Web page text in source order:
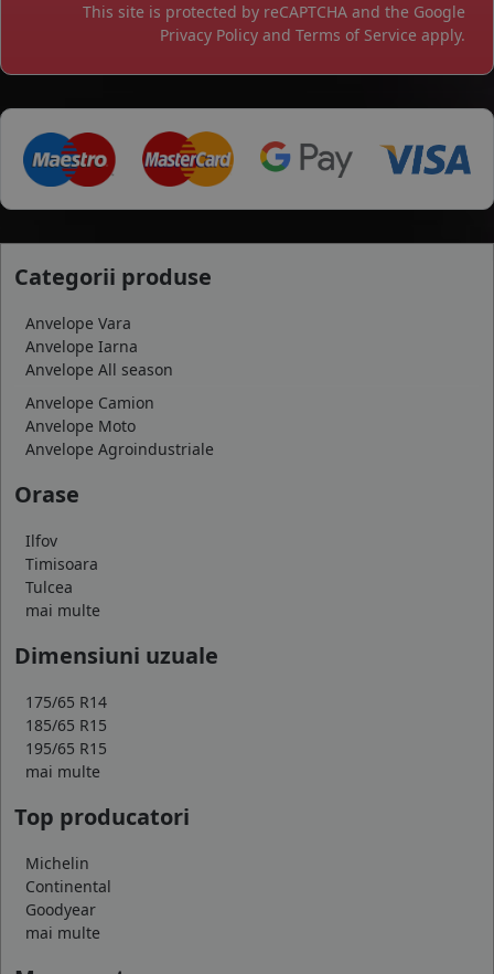
This site is protected by reCAPTCHA and the Google
Privacy Policy and Terms of Service apply.
Categorii produse
Anvelope Vara
Anvelope Iarna
Anvelope All season
Anvelope Camion
Anvelope Moto
Anvelope Agroindustriale
Orase
Ilfov
Timisoara
Tulcea
mai multe
Dimensiuni uzuale
175/65 R14
185/65 R15
195/65 R15
mai multe
Top producatori
Michelin
Continental
Goodyear
mai multe